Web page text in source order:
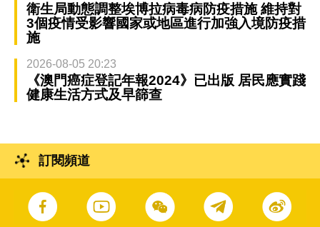
衛生局動態調整埃博拉病毒病防疫措施 維持對
3個疫情受影響國家或地區進行加強入境防疫措
施
2026-08-05 20:23
《澳門癌症登記年報2024》已出版 居民應實踐
健康生活方式及早篩查
訂閱頻道